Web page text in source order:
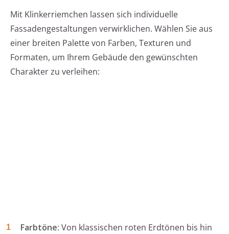
Mit Klinkerriemchen lassen sich individuelle
Fassadengestaltungen verwirklichen. Wählen Sie aus
einer breiten Palette von Farben, Texturen und
Formaten, um Ihrem Gebäude den gewünschten
Charakter zu verleihen:
Farbtöne: Von klassischen roten Erdtönen bis hin